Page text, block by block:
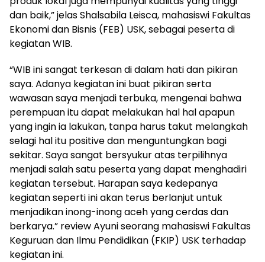
dan baik,” jelas Shalsabila Leisca, mahasiswi Fakultas
Ekonomi dan Bisnis (FEB) USK, sebagai peserta di
kegiatan WIB.
“WIB ini sangat terkesan di dalam hati dan pikiran
saya. Adanya kegiatan ini buat pikiran serta
wawasan saya menjadi terbuka, mengenai bahwa
perempuan itu dapat melakukan hal hal apapun
yang ingin ia lakukan, tanpa harus takut melangkah
selagi hal itu positive dan menguntungkan bagi
sekitar. Saya sangat bersyukur atas terpilihnya
menjadi salah satu peserta yang dapat menghadiri
kegiatan tersebut. Harapan saya kedepanya
kegiatan seperti ini akan terus berlanjut untuk
menjadikan inong-inong aceh yang cerdas dan
berkarya.” review Ayuni seorang mahasiswi Fakultas
Keguruan dan Ilmu Pendidikan (FKIP) USK terhadap
kegiatan ini.